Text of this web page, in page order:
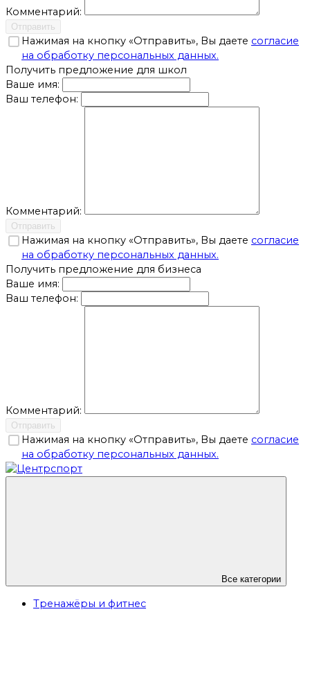
Комментарий:
Отправить
Нажимая на кнопку «Отправить», Вы даете согласие
на обработку персональных данных.
Получить предложение для школ
Ваше имя:
Ваш телефон:
Комментарий:
Отправить
Нажимая на кнопку «Отправить», Вы даете согласие
на обработку персональных данных.
Получить предложение для бизнеса
Ваше имя:
Ваш телефон:
Комментарий:
Отправить
Нажимая на кнопку «Отправить», Вы даете согласие
на обработку персональных данных.
Все категории
Тренажёры и фитнес